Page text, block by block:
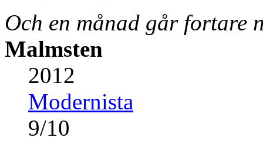
Och en månad går fortare
Malmsten
2012
Modernista
9/10